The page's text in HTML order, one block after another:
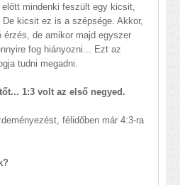
mindenki feszült egy kicsit,
kicsit ez is a szépsége. Akkor,
érzés, de amikor majd egyszer
fog hiányozni... Ezt az
tudni megadni.
1:3 volt az első negyed.
félidőben már 4:3-ra